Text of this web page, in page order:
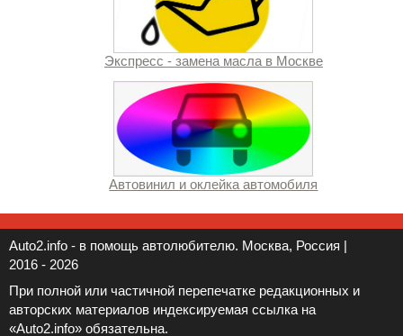
Экспресс - замена масла в Москве
Автовинил и оклейка автомобиля
Auto2.info - в помощь автолюбителю. Москва, Россия |
2016 - 2026
При полной или частичной перепечатке редакционных и
авторских материалов индексируемая ссылка на
«Auto2.info» обязательна.